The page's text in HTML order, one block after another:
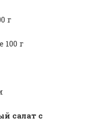
г
г
салат с